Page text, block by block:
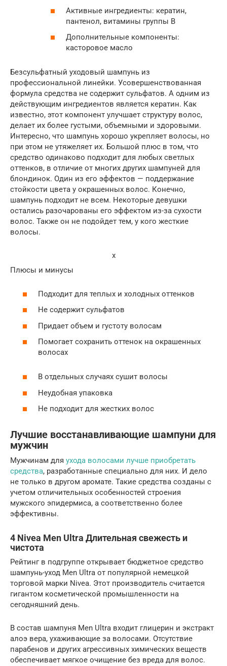
Активные ингредиенты: кератин,
пантенол, витамины группы B
Дополнительные компоненты:
касторовое масло
Безсульфатный уходовый шампунь из
профессиональной линейки. Усовершенствованная
формула средства не содержит сульфатов. А одним из
действующим ингредиентов является кератин. Как
известно, этот компонент улучшает структуру волос,
делает их более густыми, объемными и здоровыми.
Интересно, что шампунь хорошо укрепляет волосы, но
при этом не утяжеляет их. Большой плюс в том, что
средство одинаково подходит для любых светлых
оттенков, в отличие от многих других шампуней для
блондинок. Один из его эффектов — поддержание
стойкости цвета у окрашенных волос. Конечно,
шампунь подходит не всем. Некоторые девушки
остались разочарованы его эффектом из-за сухости
волос. Также он не подойдет тем, у кого жесткие
волосы.
x
Плюсы и минусы
Подходит для теплых и холодных оттенков
Не содержит сульфатов
Придает объем и густоту волосам
Помогает сохранить оттенок на окрашенных
волосах
В отдельных случаях сушит волосы
Неудобная упаковка
Не подходит для жестких волос
Лучшие восстанавливающие шампуни для
мужчин
Мужчинам для ухода волосами лучше приобретать
средства, разработанные специально для них. И дело
не только в другом аромате. Такие средства созданы с
учетом отличительных особенностей строения
мужского эпидермиса, а соответственно более
эффективны.
4 Nivea Men Ultra Длительная свежесть и
чистота
Рейтинг в подгруппе открывает бюджетное средство
шампунь-уход Men Ultra от популярной немецкой
торговой марки Nivea. Этот производитель считается
гигантом косметической промышленности на
сегодняшний день.
В состав шампуня Men Ultra входит глицерин и экстракт
алоэ вера, ухаживающие за волосами. Отсутствие
парабенов и других агрессивных химических веществ
обеспечивает мягкое очищение без вреда для волос.